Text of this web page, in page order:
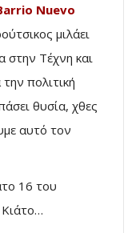
Nuevo
μιλάει
στην Τέχνη και
πολιτική
θυσία, χθες
αυτό τον
16 του